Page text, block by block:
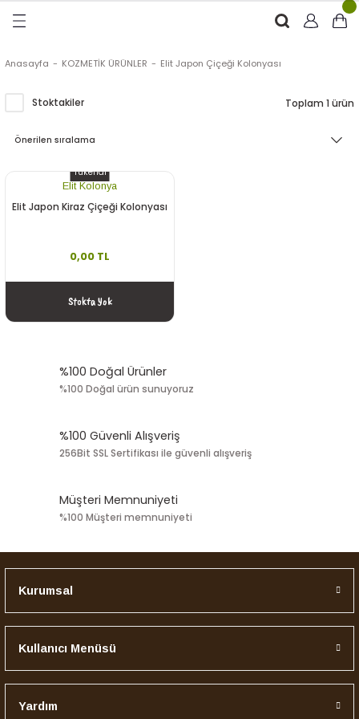
(Soğuk Sıkım)
Kolonyası
(Zeytinyağlı)
Anasayfa KOZMETİK ÜRÜNLER Elit Japon Çiçeği Kolonyası
Stoktakiler Toplam 1 ürün
Tükendi
Elit Kolonya
Elit Japon Kiraz Çiçeği Kolonyası
0,00 TL
Stokta Yok
%100 Doğal Ürünler
%100 Doğal ürün sunuyoruz
%100 Güvenli Alışveriş
256Bit SSL Sertifikası ile güvenli alışveriş
Müşteri Memnuniyeti
%100 Müşteri memnuniyeti
Kurumsal
Kullanıcı Menüsü
Yardım